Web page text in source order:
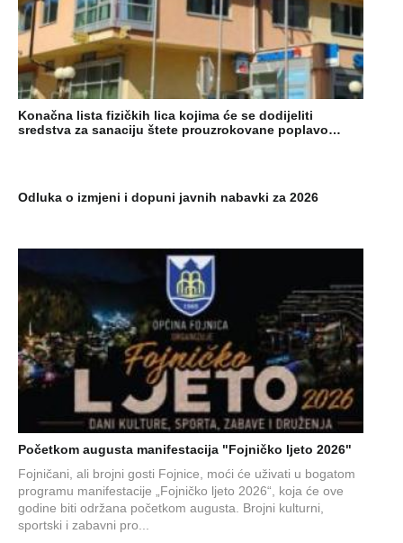
Konačna lista fizičkih lica kojima će se dodijeliti
sredstva za sanaciju štete prouzrokovane poplavo…
Odluka o izmjeni i dopuni javnih nabavki za 2026
Početkom augusta manifestacija "Fojničko ljeto 2026"
Fojničani, ali brojni gosti Fojnice, moći će uživati u bogatom
programu manifestacije „Fojničko ljeto 2026“, koja će ove
godine biti održana početkom augusta. Brojni kulturni,
sportski i zabavni pro...